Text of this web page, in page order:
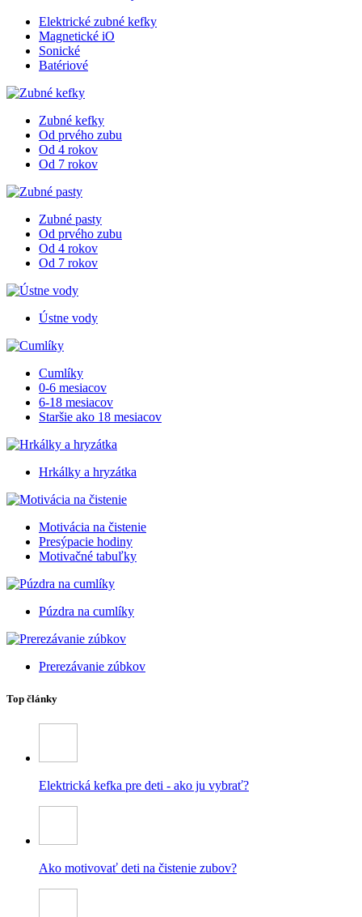
Elektrické zubné kefky
Magnetické iO
Sonické
Batériové
Zubné kefky
Od prvého zubu
Od 4 rokov
Od 7 rokov
Zubné pasty
Od prvého zubu
Od 4 rokov
Od 7 rokov
Ústne vody
Cumlíky
0-6 mesiacov
6-18 mesiacov
Staršie ako 18 mesiacov
Hrkálky a hryzátka
Motivácia na čistenie
Presýpacie hodiny
Motivačné tabuľky
Púzdra na cumlíky
Prerezávanie zúbkov
Top články
Elektrická kefka pre deti - ako ju vybrať?
Ako motivovať deti na čistenie zubov?